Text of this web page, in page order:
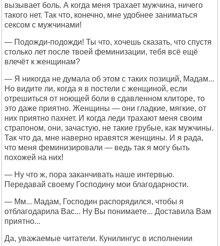
вызывает боль. А когда меня трахает мужчина, ничего
такого нет. Так что, конечно, мне удобнее заниматься
сексом с мужчинами!
— Подожди-подожди! Ты что, хочешь сказать, что спустя
столько лет после твоей феминизации, тебя всё ещё
влечёт к женщинам?
— Я никогда не думала об этом с таких позиций, Мадам...
Но видите ли, когда я в постели с женщиной, если
отрешиться от ноющей боли в сдавленном клиторе, то
это даже приятно. Женщины — они гладкие, мягкие, от
них приятно пахнет. И когда леди трахают меня своим
страпоном, они, зачастую, не такие грубые, как мужчины.
Так что да, мне наверно нравятся женщины. И я рада,
что меня феминизировали — ведь так я могу быть
похожей на них!
— Ну что ж, пора заканчивать наше интервью.
Передавай своему Господину мои благодарности.
— Мм... Мадам, Господин распорядился, чтобы я
отблагодарила Вас... Ну Вы понимаете... Доставила Вам
приятно...
Да, уважаемые читатели. Кунилингус в исполнении